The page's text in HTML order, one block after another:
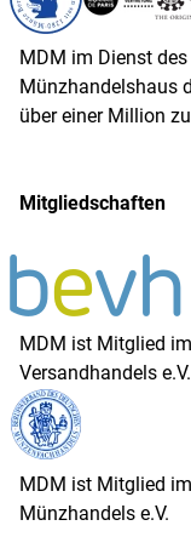
MDM im Dienst
Münzhandelshaus
über einer Million
Mitgliedschaften
MDM ist Mitglied
Versandhandels e.V.
MDM ist Mitglied
Münzhandels e.V.